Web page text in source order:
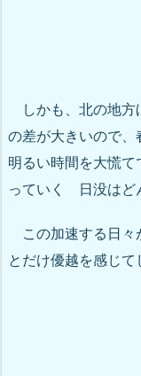
しかも、北の地方
の差が大きいので、
明るい時間を大慌て
っていく 日没はど
この加速する日々
とだけ優越を感じ